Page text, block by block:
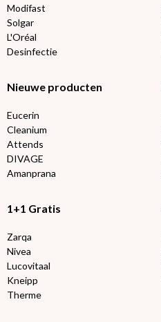
Modifast
Solgar
L'Oréal
Desinfectie
Nieuwe producten
Eucerin
Cleanium
Attends
DIVAGE
Amanprana
1+1 Gratis
Zarqa
Nivea
Lucovitaal
Kneipp
Therme